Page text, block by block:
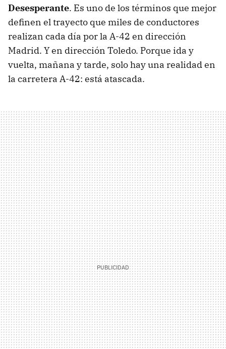
Desesperante. Es uno de los términos que mejor
definen el trayecto que miles de conductores
realizan cada día por la A-42 en dirección
Madrid. Y en dirección Toledo. Porque ida y
vuelta, mañana y tarde, solo hay una realidad en
la carretera A-42: está atascada.